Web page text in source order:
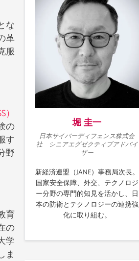
な
革
服
の
す
野
育
の
学
ま
堀 圭一
日本サイバーディフェンス株式会
社 シニアエグゼクティブアドバイ
ザー
新経済連盟（JANE）事務局次長。
国家安全保障、外交、テクノロジ
ー分野の専門的知見を活かし、日
本の防衛とテクノロジーの連携強
化に取り組む。